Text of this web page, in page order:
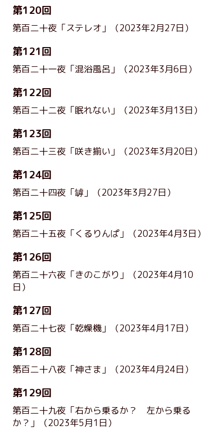
第120回
第百二十夜「ステレオ」 （2023年2月27日）
第121回
第百二十一夜「混浴風呂」 （2023年3月6日）
第122回
第百二十二夜「眠れない」 （2023年3月13日）
第123回
第百二十三夜「咲き揃い」 （2023年3月20日）
第124回
第百二十四夜「罅」 （2023年3月27日）
第125回
第百二十五夜「くるりんぱ」 （2023年4月3日）
第126回
第百二十六夜「きのこがり」
（2023年4月10
日）
第127回
第百二十七夜「乾燥機」 （2023年4月17日）
第128回
第百二十八夜「神さま」 （2023年4月24日）
第129回
第百二十九夜「右から乗るか？ 左から乗る
か？」
（2023年5月1日）